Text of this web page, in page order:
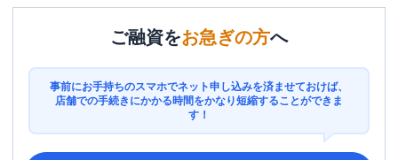
ご融資をお急ぎの方へ
事前にお手持ちのスマホでネット申し込みを済ませておけば、
店舗での手続きにかかる時間をかなり短縮することができま
す！